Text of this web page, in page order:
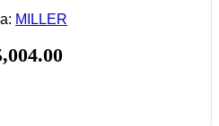
MILLER